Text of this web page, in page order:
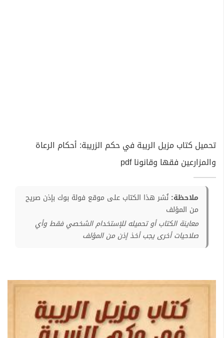
تحميل كتاب مزيل الريبة في حكم الزريبة: أحكام الرعاة
والمزارعين فقها وقانونا pdf
ملاحظة: نُشر هذا الكتاب على موقع فولة بوك بإذن صريح
من المؤلف
معاينة الكتاب أو تحميله للإستخدام الشخصي فقط وأي
صلاحيات أخرى يجب أخذ إذن من المؤلف